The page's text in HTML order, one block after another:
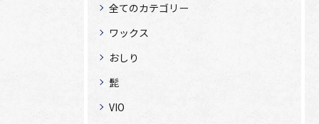
全てのカテゴリー
ワックス
おしり
髭
VIO